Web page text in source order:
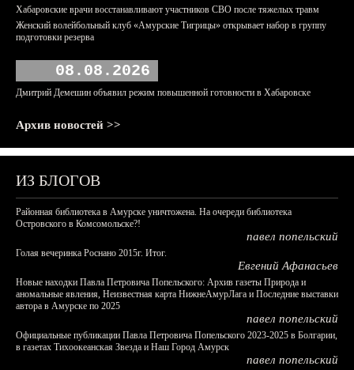
Хабаровские врачи восстанавливают участников СВО после тяжелых травм
Женский волейбольный клуб «Амурские Тигрицы» открывает набор в группу
подготовки резерва
08.08.2026
Дмитрий Демешин объявил режим повышенной готовности в Хабаровске
Архив новостей >>
ИЗ БЛОГОВ
Районная библиотека в Амурске уничтожена. На очереди библиотека
Островского в Комсомольске?!
павел попельский
Голая вечеринка Роснано 2015г. Итог.
Евгений Афанасьев
Новые находки Павла Петровича Попельского: Архив газеты Природа и
аномальные явления, Неизвестная карта НижнеАмурЛага и Последние выставки
автора в Амурске по 2025
павел попельский
Официальные публикации Павла Петровича Попельского 2023-2025 в Болгарии,
в газетах Тихоокеанская Звезда и Наш Город Амурск
павел попельский